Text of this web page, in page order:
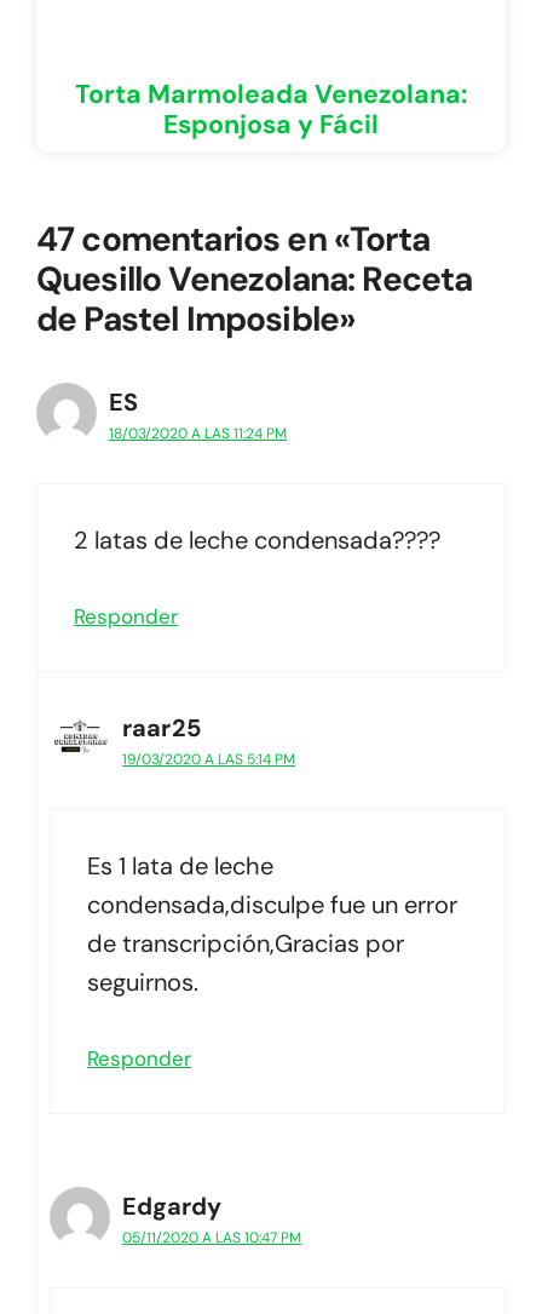
Torta Marmoleada Venezolana:
Esponjosa y Fácil
47 comentarios en «Torta
Quesillo Venezolana: Receta
de Pastel Imposible»
ES
18/03/2020 A LAS 11:24 PM
2 latas de leche condensada????
Responder
raar25
19/03/2020 A LAS 5:14 PM
Es 1 lata de leche
condensada,disculpe fue un error
de transcripción,Gracias por
seguirnos.
Responder
Edgardy
05/11/2020 A LAS 10:47 PM